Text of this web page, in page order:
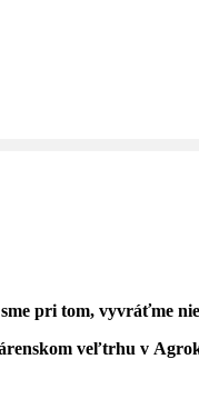
pri tom, vyvráťme
veľtrhu v